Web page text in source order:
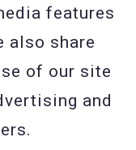
features
also share
of our site
and